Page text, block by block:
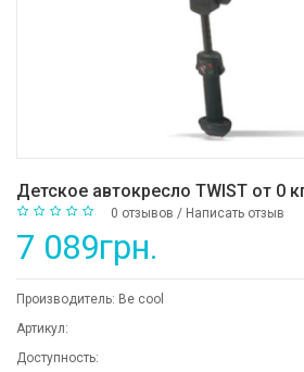
Детское автокресло TWIST от 0
0 отзывов / Написать отзыв
7 089грн.
Производитель: Be cool
Артикул:
Доступность: